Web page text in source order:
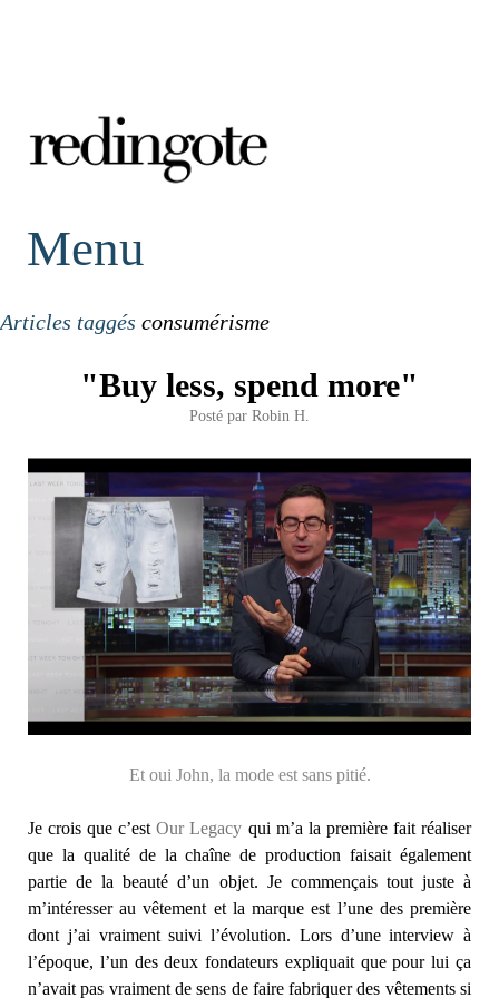
redingote.
Menu
Articles taggés consumérisme
"Buy less, spend more"
Posté par Robin H.
Et oui John, la mode est sans pitié.
Je crois que c’estOur Legacy qui m’a la première fait réaliser
que la qualité de la chaîne de production faisait également
partie de la beauté d’un objet. Je commençais tout juste à
m’intéresser au vêtement et la marque est l’une des première
dont j’ai vraiment suivi l’évolution. Lors d’une interview à
l’époque, l’un des deux fondateurs expliquait que pour lui ça
n’avait pas vraiment de sens de faire fabriquer des vêtements si